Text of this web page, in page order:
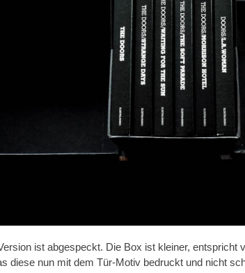
ist abgespeckt. Die Box ist kleiner,
diese nun mit dem Tür-Motiv bedruckt und nicht